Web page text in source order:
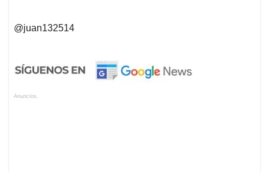
@juan132514
Anuncios.